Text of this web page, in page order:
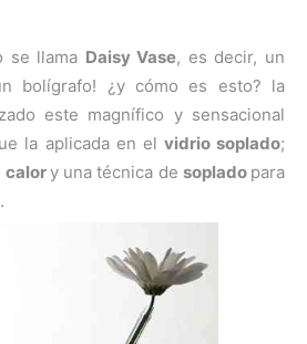
se llama Daisy Vase, es decir, un
bolígrafo! ¿y cómo es esto? la
este magnífico y sensacional
la aplicada en el vidrio soplado;
calory una técnica de soplado para